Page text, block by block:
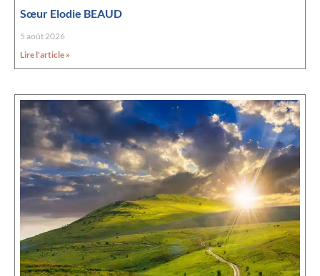
Sœur Elodie BEAUD
5 août 2026
Lire l'article »